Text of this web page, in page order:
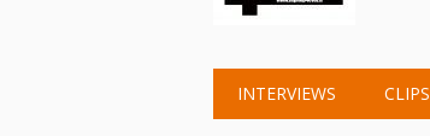
Main menu
INTERVIEWS CLIPS